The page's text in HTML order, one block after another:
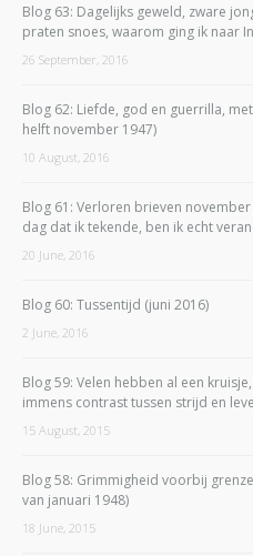
Blog 63: Dagelijks geweld, zware
praten snoes, waarom ging ik naar
26 September, 2016
Blog 62: Liefde, god en guerrilla,
helft november 1947)
10 August, 2016
Blog 61: Verloren brieven
dag dat ik tekende, ben ik echt
20 June, 2016
Blog 60: Tussentijd (juni 2016)
2 June, 2016
Blog 59: Velen hebben al een
immens contrast tussen strijd en
15 August, 2015
Blog 58: Grimmigheid voorbij
van januari 1948)
18 June, 2015